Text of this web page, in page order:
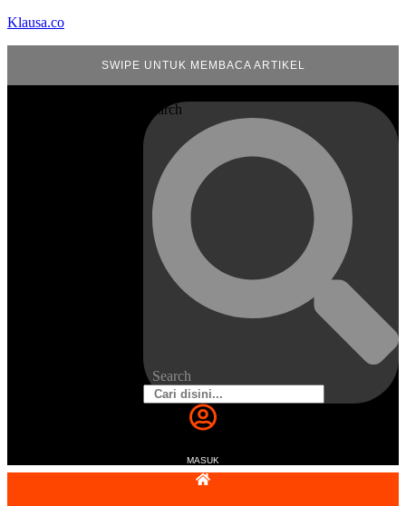
Klausa.co
SWIPE UNTUK MEMBACA ARTIKEL
Search
Search
MASUK